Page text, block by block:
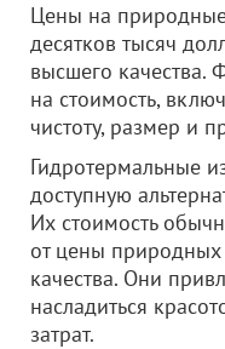
Цены на природные
десятков тысяч
высшего
на стоимость,
чистоту, размер и
Гидротермальные
доступную
Их стоимость
от цены
качества. Они
насладиться
затрат.